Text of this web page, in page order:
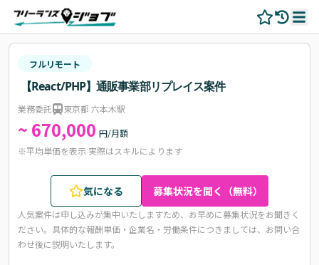
フルリモート
【React/PHP】通販事業部リプレイス案件
業務委託 東京都 六本木駅
~ 670,000 円/月額
※平均単価を表示 実際はスキルによります
気になる 募集状況を聞く（無料）
人気案件は申し込みが集中いたしますため、お早めに募集状況をお聞きく
ださい。 具体的な報酬単価・企業名・労働条件につきましては、お問い合
わせ後に説明いたします。